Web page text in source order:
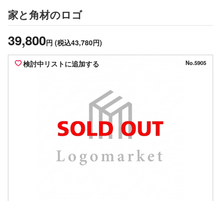
家と角材のロゴ
39,800円 (税込43,780円)
検討中リストに追加する No.5905